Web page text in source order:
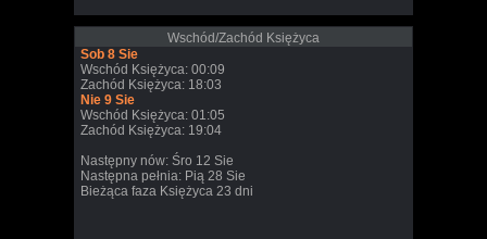
Wschód/Zachód Księżyca
Sob 8 Sie
Wschód Księżyca: 00:09
Zachód Księżyca: 18:03
Nie 9 Sie
Wschód Księżyca: 01:05
Zachód Księżyca: 19:04
Następny nów: Śro 12 Sie
Następna pełnia: Pią 28 Sie
Bieżąca faza Księżyca 23 dni